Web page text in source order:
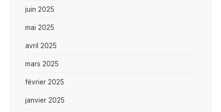
juin 2025
mai 2025
avril 2025
mars 2025
février 2025
janvier 2025